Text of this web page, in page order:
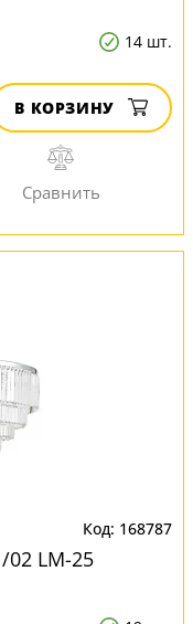
14 шт.
В КОРЗИНУ
168787
02 LM-25